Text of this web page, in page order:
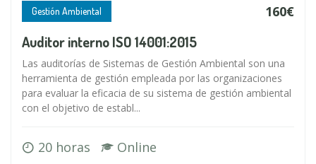
Gestión Ambiental 160€
Auditor interno ISO 14001:2015
Las auditorías de Sistemas de Gestión Ambiental son una
herramienta de gestión empleada por las organizaciones
para evaluar la eficacia de su sistema de gestión ambiental
con el objetivo de establ...
20 horas Online